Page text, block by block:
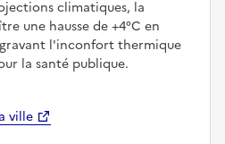
climatiques, la
une hausse de +4°C en
l'inconfort thermique
la santé publique.
ville